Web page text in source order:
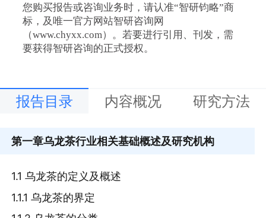
您购买报告或咨询业务时，请认准“智研钧略”商
标，及唯一官方网站智研咨询网
（www.chyxx.com）。若要进行引用、刊发，需
要获得智研咨询的正式授权。
报告目录 内容概况 研究方法
第一章乌龙茶行业相关基础概述及研究机构
1.1 乌龙茶的定义及概述
1.1.1 乌龙茶的界定